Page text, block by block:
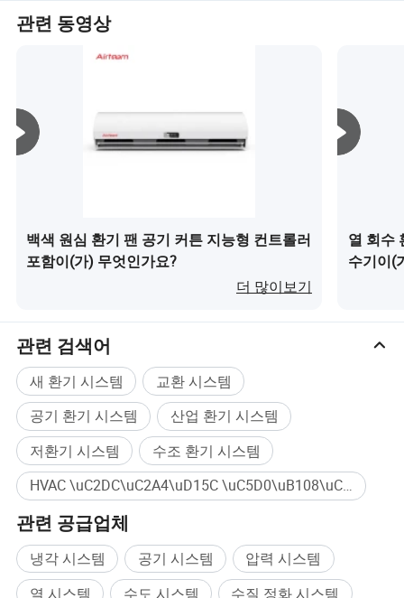
앞으로 우리는 계속해서 제품을 혁신하고 관리 시스템을
에 맞춰 전 세계에 맞서 나갈 것입니다.
관련 동영상
백색 원심 환기 팬 공기 커튼 지능형 컨트롤러
포함이(가) 무엇인가요?
더 많이보기
열 회수
수기이(
관련 검색어
새 환기 시스템
교환 시스템
공기 환기 시스템
산업 환기 시스템
저환기 시스템
수조 환기 시스템
HVAC \uC2DC\uC2A4\uD15C \uC5D0\uB108\uC9C0 \uAD50\uD658 대량구매
관련 공급업체
냉각 시스템 공기 시스템
압력 시스템
열 시스템
수도 시스템 수질 정화 시스템